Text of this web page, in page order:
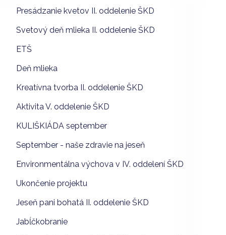
Presádzanie kvetov II. oddelenie ŠKD
Svetový deň mlieka II. oddelenie ŠKD
ETŠ
Deň mlieka
Kreatívna tvorba II. oddelenie ŠKD
Aktivita V. oddelenie ŠKD
KULIŠKIÁDA september
September - naše zdravie na jeseň
Environmentálna výchova v IV. oddelení ŠKD
Ukončenie projektu
Jeseň pani bohatá II. oddelenie ŠKD
Jabĺčkobranie